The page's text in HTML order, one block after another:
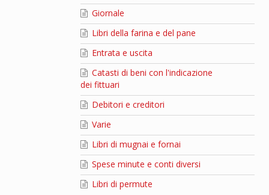
Giornale
Libri della farina e del pane
Entrata e uscita
Catasti di beni con l'indicazione
dei fittuari
Debitori e creditori
Varie
Libri di mugnai e fornai
Spese minute e conti diversi
Libri di permute